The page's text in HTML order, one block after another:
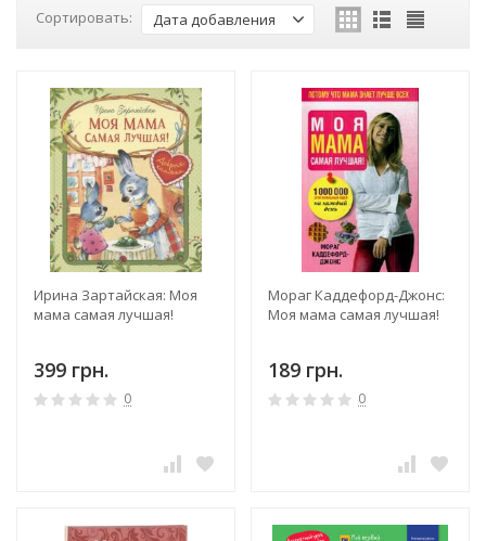
Сортировать: Дата добавления
Ирина Зартайская: Моя
мама самая лучшая!
399 грн.
0
Мораг Каддефорд-Джонс:
Моя мама самая лучшая!
189 грн.
0